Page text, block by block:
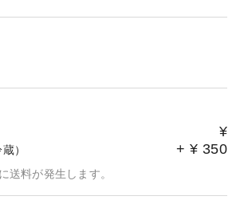
¥
） + ¥ 350
送料が発生します。